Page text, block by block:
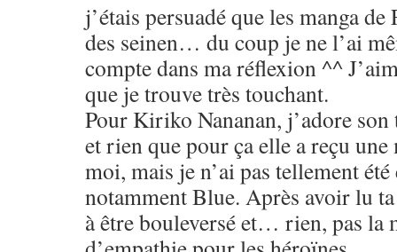
j’étais persuadé que les manga
des seinen… du coup je ne l’ai
compte dans ma réflexion ^^
que je trouve très touchant.
Pour Kiriko Nananan, j’adore
et rien que pour ça elle a reçu
moi, mais je n’ai pas tellement
notamment Blue. Après avoir lu
à être bouleversé et… rien, pas la